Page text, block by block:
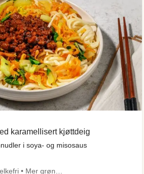
karamellisert kjøttdeig
i soya- og misosaus